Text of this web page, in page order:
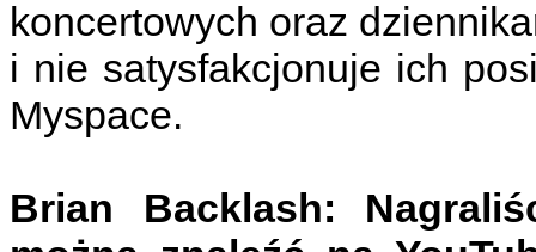
koncertowych oraz
i nie satysfakcjonuje ich
Myspace.
Brian Backlash: